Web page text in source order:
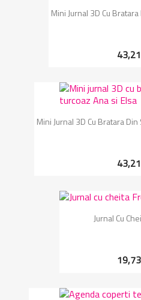
Mini Jurnal 3D Cu
Mini Jurnal 3D Cu Bratara
Jurnal Cu